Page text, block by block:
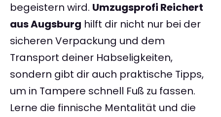
begeistern wird. Umzugsprofi Reichert
aus Augsburg hilft dir nicht nur bei der
sicheren Verpackung und dem
Transport deiner Habseligkeiten,
sondern gibt dir auch praktische Tipps,
um in Tampere schnell Fuß zu fassen.
Lerne die finnische Mentalität und die